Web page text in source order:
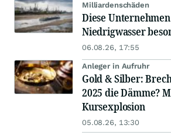
Milliardenschäden
Diese
Niedrigwasser
06.08.26, 17:55
Anleger in Aufruhr
Gold & Silber:
2025 die Dämme?
Kursexplosion
05.08.26, 13:30